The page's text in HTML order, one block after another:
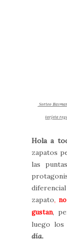
Sorteo
tarjeta
Hola a
zapatos
las
zapato,
gustan,
luego los
día.